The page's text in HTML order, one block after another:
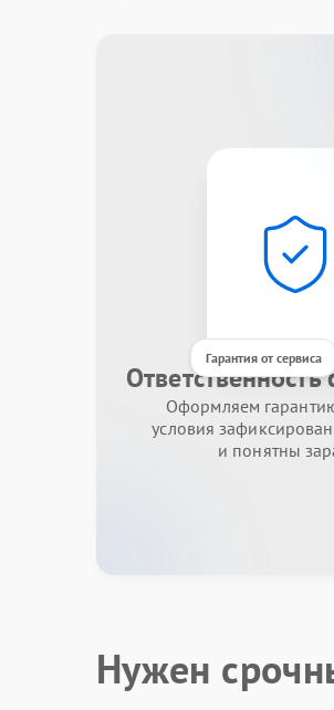
Гарантия от сервиса
Ответственность
Оформляем
условия
и понятны
Нужен